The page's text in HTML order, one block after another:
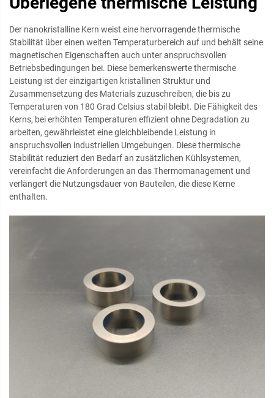
Der nanokristalline Kern weist eine hervorragende thermische
Stabilität über einen weiten Temperaturbereich auf und behält seine
magnetischen Eigenschaften auch unter anspruchsvollen
Betriebsbedingungen bei. Diese bemerkenswerte thermische
Leistung ist der einzigartigen kristallinen Struktur und
Zusammensetzung des Materials zuzuschreiben, die bis zu
Temperaturen von 180 Grad Celsius stabil bleibt. Die Fähigkeit des
Kerns, bei erhöhten Temperaturen effizient ohne Degradation zu
arbeiten, gewährleistet eine gleichbleibende Leistung in
anspruchsvollen industriellen Umgebungen. Diese thermische
Stabilität reduziert den Bedarf an zusätzlichen Kühlsystemen,
vereinfacht die Anforderungen an das Thermomanagement und
verlängert die Nutzungsdauer von Bauteilen, die diese Kerne
enthalten.